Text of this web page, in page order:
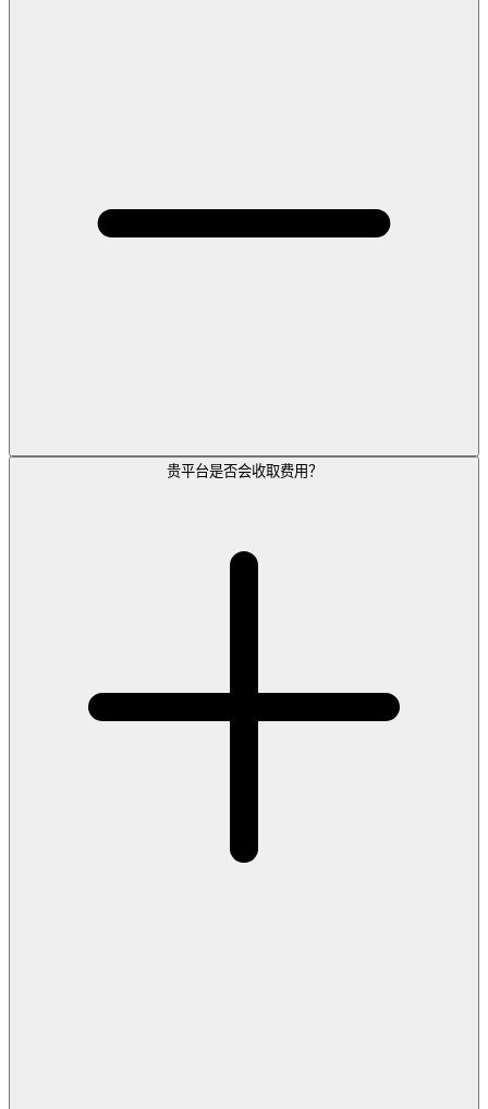
贵平台是否会收取费用？